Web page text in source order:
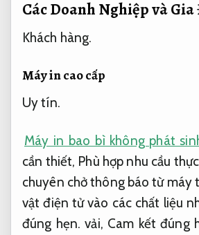
Các Doanh Nghiệp và
Khách hàng.
Máy in cao cấp
Uy tín.
Máy in bao bì không phát
cần thiết, Phù hợp nhu cầu
chuyên chở thông báo từ máy
vật điện tử vào các chất liệu
đúng hẹn. vải, Cam kết đúng